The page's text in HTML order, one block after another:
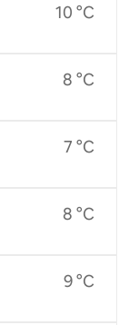
10 °C
8 °C
7 °C
8 °C
9 °C